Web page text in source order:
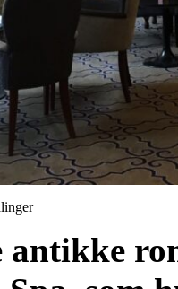
antikke